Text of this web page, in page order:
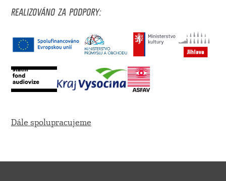
REALIZOVÁNO ZA PODPORY:
Dále spolupracujeme